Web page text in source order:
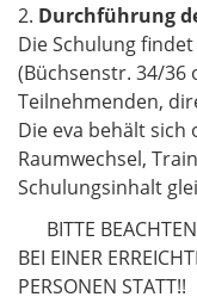
2. Durchführung
Die Schulung
(Büchsenstr. 34/36
Teilnehmenden,
Die eva behält sich
Raumwechsel,
Schulungsinhalt
BITTE
BEI EINER
PERSONEN STATT!!